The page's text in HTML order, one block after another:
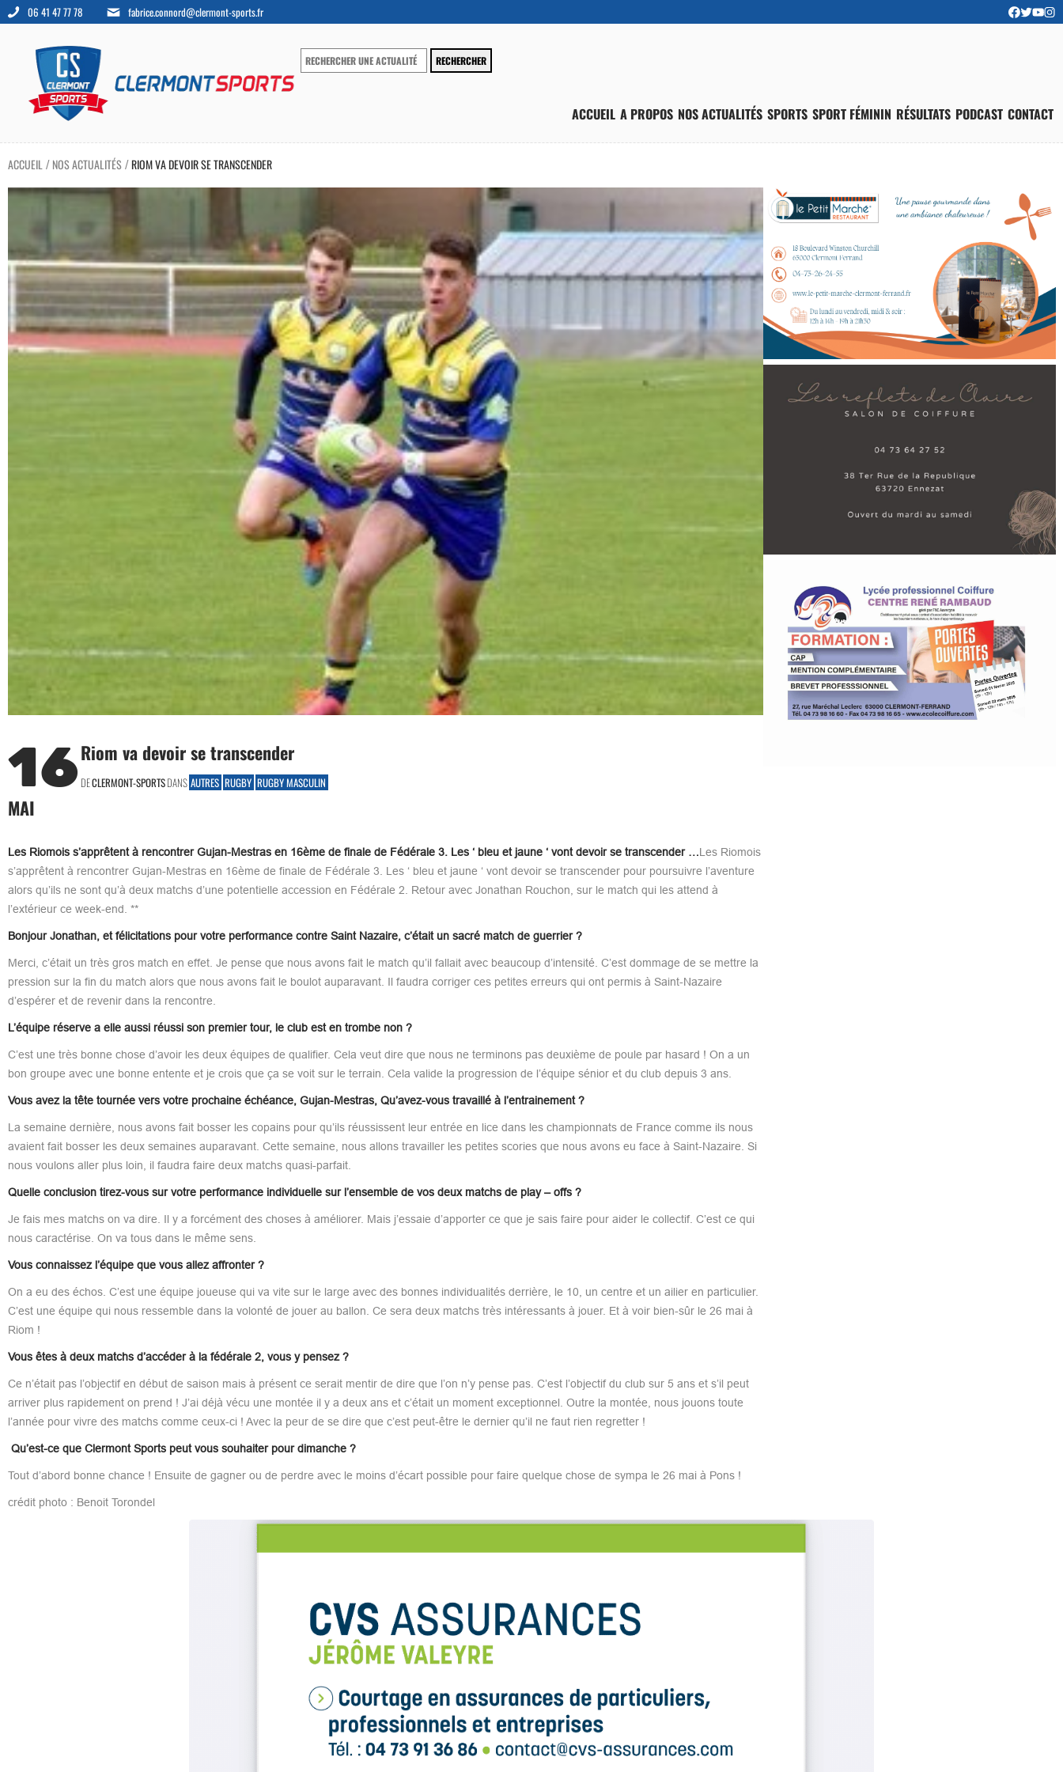
06 41 47 77 78 fabrice.connord@clermont-sports.fr
ACCUEIL A PROPOS NOS ACTUALITÉS SPORTS SPORT FÉMININ RÉSULTATS PODCAST CONTACT
ACCUEIL / NOS ACTUALITÉS/RIOM VA DEVOIR SE TRANSCENDER
16
MAI
Riom va devoir se transcender
DECLERMONT-SPORTSDANS AUTRES RUGBY RUGBY MASCULIN
Les Riomois s’apprêtent à rencontrer Gujan-Mestras en 16ème de finale de Fédérale 3. Les ‘ bleu et jaune ‘ vont devoir se transcender …Les Riomois
s’apprêtent à rencontrer Gujan-Mestras en 16ème de finale de Fédérale 3. Les ‘ bleu et jaune ‘ vont devoir se transcender pour poursuivre l’aventure
alors qu’ils ne sont qu’à deux matchs d’une potentielle accession en Fédérale 2. Retour avec Jonathan Rouchon, sur le match qui les attend à
l’extérieur ce week-end. **
Bonjour Jonathan, et félicitations pour votre performance contre Saint Nazaire, c’était un sacré match de guerrier ?
Merci, c’était un très gros match en effet. Je pense que nous avons fait le match qu’il fallait avec beaucoup d’intensité. C’est dommage de se mettre la
pression sur la fin du match alors que nous avons fait le boulot auparavant. Il faudra corriger ces petites erreurs qui ont permis à Saint-Nazaire
d’espérer et de revenir dans la rencontre.
L’équipe réserve a elle aussi réussi son premier tour, le club est en trombe non ?
C’est une très bonne chose d’avoir les deux équipes de qualifier. Cela veut dire que nous ne terminons pas deuxième de poule par hasard ! On a un
bon groupe avec une bonne entente et je crois que ça se voit sur le terrain. Cela valide la progression de l’équipe sénior et du club depuis 3 ans.
Vous avez la tête tournée vers votre prochaine échéance, Gujan-Mestras, Qu’avez-vous travaillé à l’entrainement ?
La semaine dernière, nous avons fait bosser les copains pour qu’ils réussissent leur entrée en lice dans les championnats de France comme ils nous
avaient fait bosser les deux semaines auparavant. Cette semaine, nous allons travailler les petites scories que nous avons eu face à Saint-Nazaire. Si
nous voulons aller plus loin, il faudra faire deux matchs quasi-parfait.
Quelle conclusion tirez-vous sur votre performance individuelle sur l’ensemble de vos deux matchs de play – offs ?
Je fais mes matchs on va dire. Il y a forcément des choses à améliorer. Mais j’essaie d’apporter ce que je sais faire pour aider le collectif. C’est ce qui
nous caractérise. On va tous dans le même sens.
Vous connaissez l’équipe que vous allez affronter ?
On a eu des échos. C’est une équipe joueuse qui va vite sur le large avec des bonnes individualités derrière, le 10, un centre et un ailier en particulier.
C’est une équipe qui nous ressemble dans la volonté de jouer au ballon. Ce sera deux matchs très intéressants à jouer. Et à voir bien-sûr le 26 mai à
Riom !
Vous êtes à deux matchs d’accéder à la fédérale 2, vous y pensez ?
Ce n’était pas l’objectif en début de saison mais à présent ce serait mentir de dire que l’on n’y pense pas. C’est l’objectif du club sur 5 ans et s’il peut
arriver plus rapidement on prend ! J’ai déjà vécu une montée il y a deux ans et c’était un moment exceptionnel. Outre la montée, nous jouons toute
l’année pour vivre des matchs comme ceux-ci ! Avec la peur de se dire que c’est peut-être le dernier qu’il ne faut rien regretter !
Qu’est-ce que Clermont Sports peut vous souhaiter pour dimanche ?
Tout d’abord bonne chance ! Ensuite de gagner ou de perdre avec le moins d’écart possible pour faire quelque chose de sympa le 26 mai à Pons !
crédit photo : Benoit Torondel